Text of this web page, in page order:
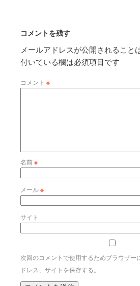
コメントを残す
メールアドレスが公開されること
付いている欄は必須項目です
コメント ※
名前※
メール※
サイト
次回のコメントで使用するためブラウザー
ドレス、サイトを保存する。